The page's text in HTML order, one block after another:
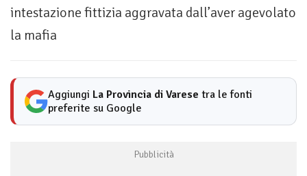
intestazione fittizia aggravata dall’aver agevolato
la mafia
Aggiungi La Provincia di Varese tra le fonti
preferite su Google